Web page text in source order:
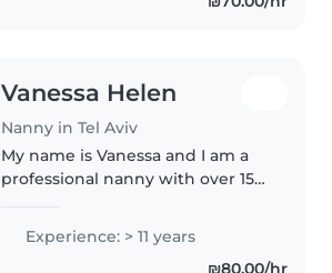
Vanessa Helen
Nanny in Tel Aviv
My name is Vanessa and I am a
professional nanny with over 15
school age. I specialize in infant
Experience: > 11 years
₪80.00/hr